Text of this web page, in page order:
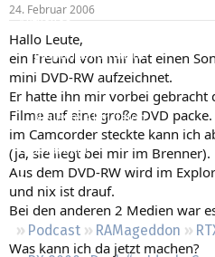
Aktuelles
Empfohlene Inhalte
Neue Beiträge
Neueste Aktivitäten
Leserartikel
Regeln
Podcast RAMageddon
e
r
t
24. Februar 2006
Hallo Leute,
ein Freund von mir hat einen
mini DVD-RW aufzeichnet.
Er hatte ihn mir vorbei gebracht
Filme auf eine große DVD
im Camcorder steckte kann ich
(ja, sie liegt bei mir im Brenner).
Aus dem DVD-RW wird im
und nix ist drauf.
Bei den anderen 2 Medien war
Was kann ich da jetzt machen?